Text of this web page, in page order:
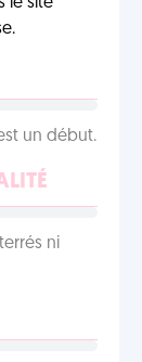
un début.
ni